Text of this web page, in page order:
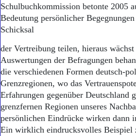
Schulbuchkommission betonte 2005
Bedeutung persönlicher
Schicksal
der Vertreibung teilen, hieraus
Auswertungen der Befragungen
die verschiedenen Formen deutsch-
Grenzregionen, wo das
Erfahrungen gegenüber Deutschland
grenzfernen Regionen unseres
persönlichen Eindrücke wirken dann
Ein wirklich eindrucksvolles Beispiel